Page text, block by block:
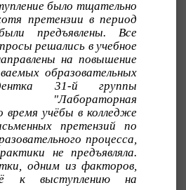
было тщательно
претензии в период
предъявлены. Все
решались в учебное
на повышение
образовательных
31-й группы
"Лабораторная
время учёбы в колледже
претензий по
процесса,
не предъявляла.
одним из факторов,
к выступлению на